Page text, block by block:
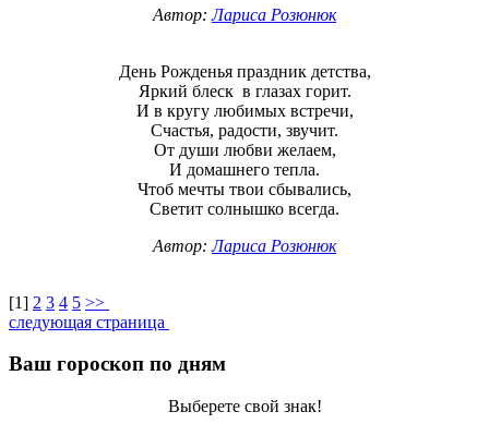
Автор:Лариса Розюнюк
День Рожденья праздник детства,
Яркий блеск в глазах горит.
И в кругу любимых встречи,
Счастья, радости, звучит.
От души любви желаем,
И домашнего тепла.
Чтоб мечты твои сбывались,
Светит солнышко всегда.
Автор:Лариса Розюнюк
[1] 2 3 4 5 >>
следующая страница
Ваш гороскоп по дням
Выберете свой знак!